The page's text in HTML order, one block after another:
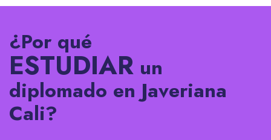
¿Por qué
ESTUDIAR un
diplomado en Javeriana
Cali?